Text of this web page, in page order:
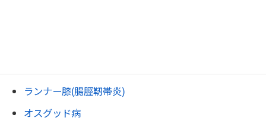
ランナー膝(腸脛靭帯炎)
オスグッド病